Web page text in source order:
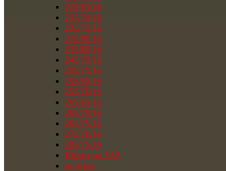
235/65/16
235/70/16
235/75/16
235/80/16
235/85/16
245/70/16
245/75/16
255/65/16
255/70/16
265/65/16
265/70/16
265/75/16
275/70/16
285/75/16
Шины на УАЗ
на Ниву